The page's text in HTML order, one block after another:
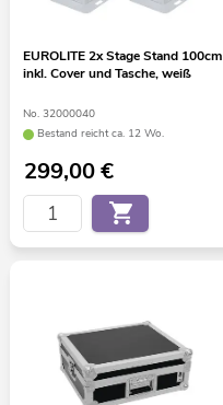
EUROLITE 2x Stage Stand 100cm
inkl. Cover und Tasche, weiß
No. 32000040
Bestand reicht ca. 12 Wo.
299,00€